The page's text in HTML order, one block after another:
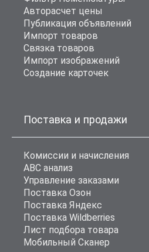
Авторасчет цены
Публикация объявлений
Импорт товаров
Связка товаров
Импорт изображений
Создание карточек
Поставка и продажи
Комиссии и начисления
ABC анализ
Управление заказами
Поставка Озон
Поставка Яндекс
Поставка Wildberries
Лист подбора товара
Мобильный Сканер